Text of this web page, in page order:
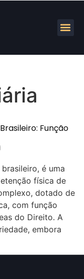
Função
é uma
física de
dotado de
com função
do Direito. A
embora